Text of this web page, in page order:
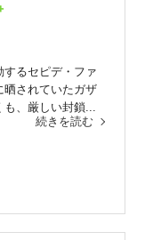
るセピデ・ファ
晒されていたガザ
、厳しい封鎖...
続きを読む